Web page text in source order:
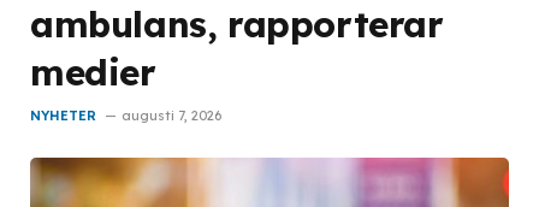
ambulans, rapporterar
medier
NYHETER augusti 7, 2026